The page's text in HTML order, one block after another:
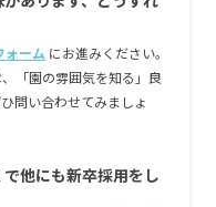
フロアリーダー）
ォーム にお進みください。
「園の雰囲気を知る」良
問い合わせてみましょ
他にも新卒採用をし